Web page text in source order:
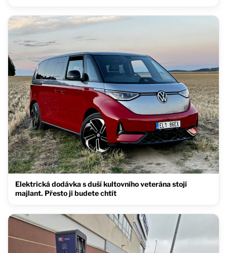
Elektrická dodávka s duší kultovního veterána stojí
majlant. Přesto ji budete chtít